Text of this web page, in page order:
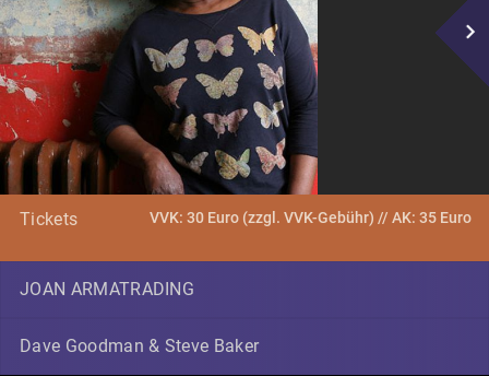
navigate_next
Tickets VVK: 30 Euro (zzgl. VVK-Gebühr) // AK: 35 Euro
JOAN ARMATRADING
Dave Goodman & Steve Baker